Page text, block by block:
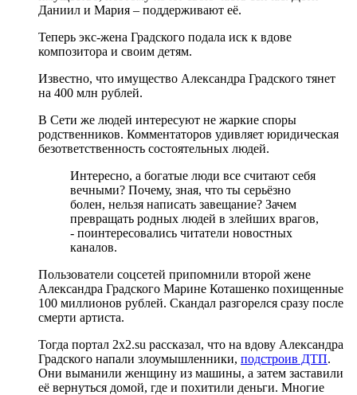
Даниил и Мария – поддерживают её.
Теперь экс-жена Градского подала иск к вдове
композитора и своим детям.
Известно, что имущество Александра Градского тянет
на 400 млн рублей.
В Сети же людей интересуют не жаркие споры
родственников. Комментаторов удивляет юридическая
безответственность состоятельных людей.
Интересно, а богатые люди все считают себя
вечными? Почему, зная, что ты серьёзно
болен, нельзя написать завещание? Зачем
превращать родных людей в злейших врагов,
- поинтересовались читатели новостных
каналов.
Пользователи соцсетей припомнили второй жене
Александра Градского Марине Коташенко похищенные
100 миллионов рублей. Скандал разгорелся сразу после
смерти артиста.
Тогда портал 2x2.su рассказал, что на вдову Александра
Градского напали злоумышленники, подстроив ДТП.
Они выманили женщину из машины, а затем заставили
её вернуться домой, где и похитили деньги. Многие